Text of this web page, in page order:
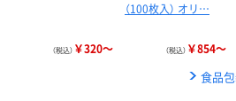
（税込） ￥320～
（100枚入） オリ…
（税込） ￥854～
食品